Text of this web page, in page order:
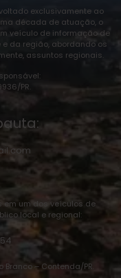
exclusivamente ao
década de atuação, o
veículo de informação de
da região, abordando os
assuntos regionais.
PR.
em um dos veículos de
local e regional:
Branco – Contenda/PR.